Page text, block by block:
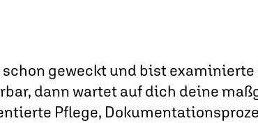
schon geweckt und bist
dann wartet auf dich deine
Pflege,